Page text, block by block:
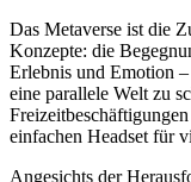
Das Metaverse ist die
Konzepte: die
Erlebnis und Emotion –
eine parallele Welt zu
einfachen Headset für
Angesichts der